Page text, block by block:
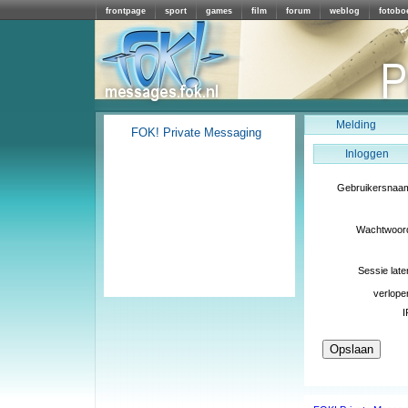
frontpage sport games film forum weblog
Melding
Inloggen
Sessie
FOK! Private Messaging